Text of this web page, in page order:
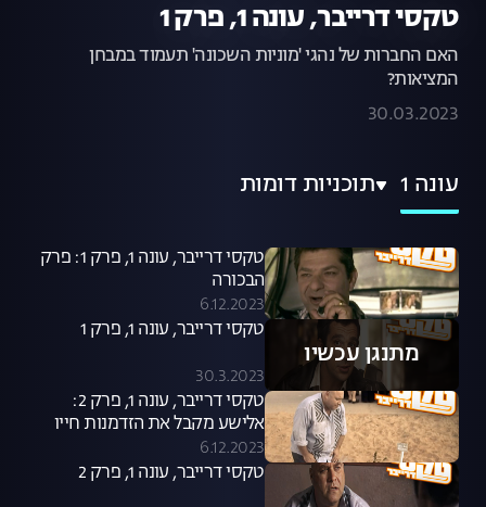
טקסי דרייבר, עונה 1, פרק 1
האם החברות של נהגי 'מוניות השכונה' תעמוד במבחן
המציאות?
30.03.2023
עונה 1 תוכניות דומות
טקסי דרייבר, עונה 1, פרק 1: פרק
הבכורה
6.12.2023
מתנגן עכשיו
טקסי דרייבר, עונה 1, פרק 1
30.3.2023
טקסי דרייבר, עונה 1, פרק 2:
אלישע מקבל את הזדמנות חייו
6.12.2023
טקסי דרייבר, עונה 1, פרק 2